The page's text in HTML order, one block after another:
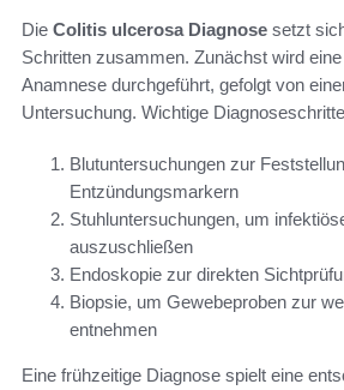
Die Colitis ulcerosa Diagnose setzt
Schritten zusammen. Zunächst wird
Anamnese durchgeführt, gefolgt von
Untersuchung. Wichtige
Blutuntersuchungen zur
Entzündungsmarkern
Stuhluntersuchungen, um
auszuschließen
Endoskopie zur direkten
Biopsie, um Gewebeproben zur
entnehmen
Eine frühzeitige Diagnose spielt eine